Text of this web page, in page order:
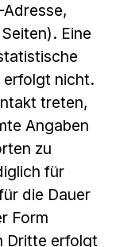
Eine
erfolgt nicht.
treten,
Angaben
zu
für
die Dauer
Form
Dritte erfolgt